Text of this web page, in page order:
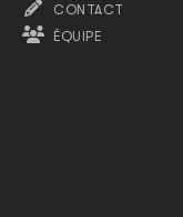
CONTACT
ÉQUIPE